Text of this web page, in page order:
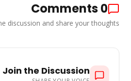
0
Comments
discussion and share your thoughts
Join the Discussion